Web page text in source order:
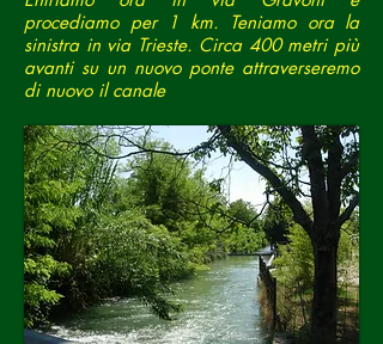
procediamo per 1 km. Teniamo ora la
sinistra in via Trieste. Circa 400 metri più
avanti su un nuovo ponte attraverseremo
di nuovo il canale